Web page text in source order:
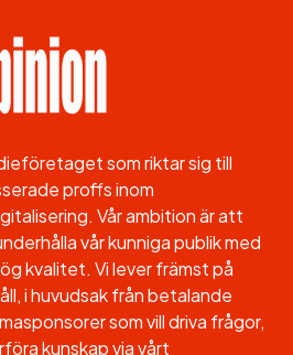
som riktar sig till
proffs inom
Vår ambition är att
vår kunniga publik med
kvalitet. Vi lever främst på
i huvudsak från betalande
som vill driva frågor,
kunskap via vårt